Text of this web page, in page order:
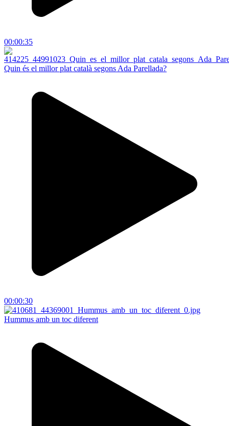
00:00:35
Quin és el millor plat català segons Ada Parellada?
00:00:30
Hummus amb un toc diferent